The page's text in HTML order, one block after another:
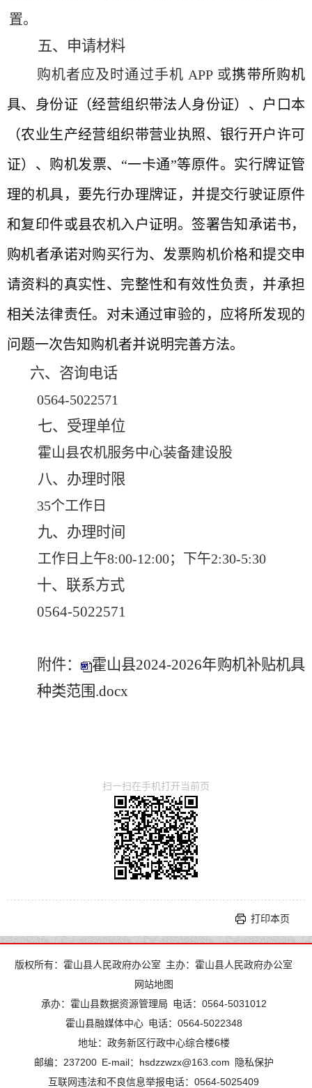
置。
五、申请材料
购机者应及时通过手机 APP 或携带所购机
具、身份证（经营组织带法人身份证）、户口本
（农业生产经营组织带营业执照、银行开户许可
证）、购机发票、“一卡通”等原件。实行牌证管
理的机具，要先行办理牌证，并提交行驶证原件
和复印件或县农机入户证明。签署告知承诺书，
购机者承诺对购买行为、发票购机价格和提交申
请资料的真实性、完整性和有效性负责，并承担
相关法律责任。对未通过审验的，应将所发现的
问题一次告知购机者并说明完善方法。
六、咨询电话
0564-5022571
七、受理单位
霍山县农机服务中心装备建设股
八、办理时限
35个工作日
九、办理时间
工作日上午8:00-12:00；下午2:30-5:30
十、联系方式
0564-5022571
附件：
霍山县2024-2026年购机补贴机具
种类范围.docx
扫一扫在手机打开当前页
打印本页
版权所有：霍山县人民政府办公室 主办：霍山县人民政府办公室
网站地图
承办：霍山县数据资源管理局 电话：0564-5031012
霍山县融媒体中心 电话：0564-5022348
地址：政务新区行政中心综合楼6楼
邮编：237200 E-mail：hsdzzwzx@163.com
隐私保护
互联网违法和不良信息举报电话：0564-5025409